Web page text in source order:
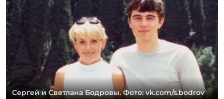
Сергей и Светлана Бодровы. Фото: vk.com/s.bodrov